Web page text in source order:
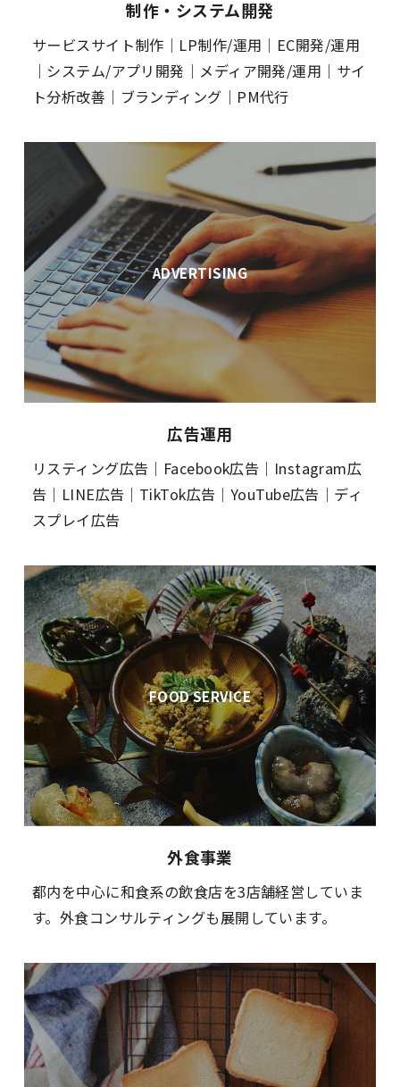
制作・システム開発
サービスサイト制作｜LP制作/運用｜EC開発/運用
｜システム/アプリ開発｜メディア開発/運用｜サイ
ト分析改善｜ブランディング｜PM代行
ADVERTISING
広告運用
リスティング広告｜Facebook広告｜Instagram広
告｜LINE広告｜TikTok広告｜YouTube広告｜ディ
スプレイ広告
FOOD SERVICE
外食事業
都内を中心に和食系の飲食店を3店舗経営していま
す。外食コンサルティングも展開しています。